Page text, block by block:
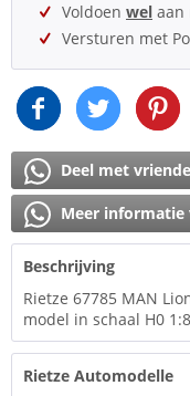
Voldoen wel aan
Versturen met
Deel met
Meer informatie
Beschrijving
Rietze 67785 MAN
model in schaal H0
Rietze Automodelle